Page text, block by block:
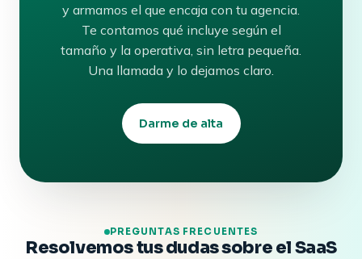
y armamos el que encaja con tu agencia.
Te contamos qué incluye según el
tamaño y la operativa, sin letra pequeña.
Una llamada y lo dejamos claro.
Darme de alta
PREGUNTAS FRECUENTES
Resolvemos tus dudas sobre el SaaS